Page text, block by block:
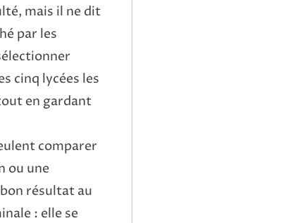
mais il ne dit
par les
cinq lycées les
en gardant
comparer
ou une
résultat au
: elle se